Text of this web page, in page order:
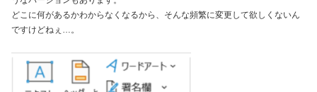
どこに何があるかわからなくなるから、そんな頻繁に変更して欲しくないん
ですけどねぇ…。